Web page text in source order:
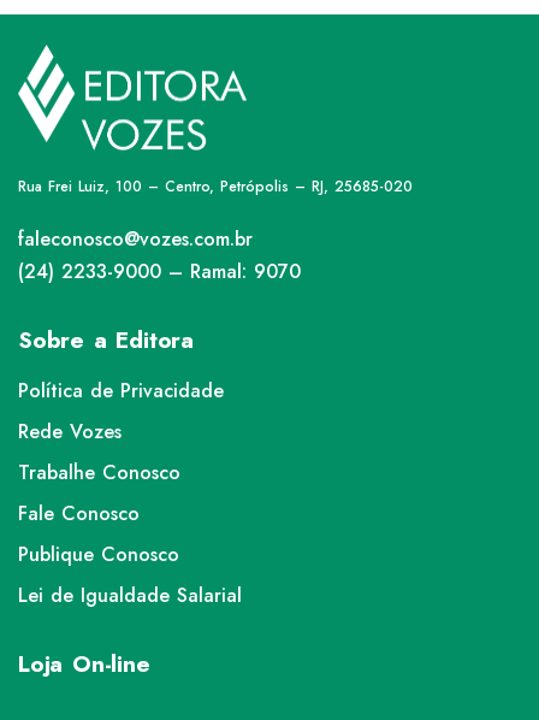
Rua Frei Luiz, 100 – Centro, Petrópolis – RJ, 25685-020
faleconosco@vozes.com.br
(24) 2233-9000 – Ramal: 9070
Sobre a Editora
Política de Privacidade
Rede Vozes
Trabalhe Conosco
Fale Conosco
Publique Conosco
Lei de Igualdade Salarial
Loja On-line